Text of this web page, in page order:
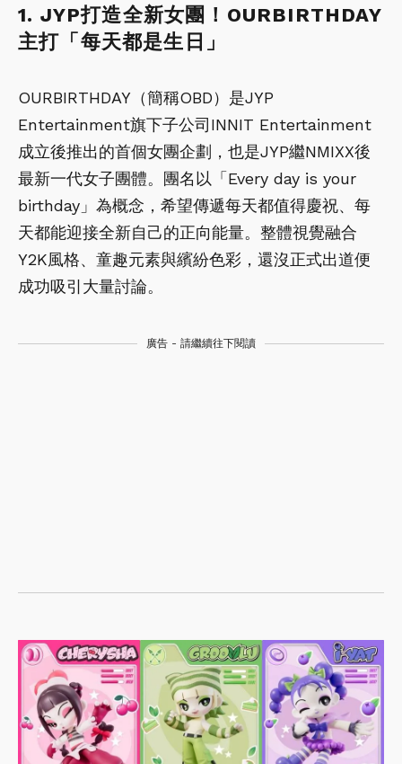
1. JYP打造全新女團！OURBIRTHDAY
主打「每天都是生日」
OURBIRTHDAY（簡稱OBD）是JYP
Entertainment旗下子公司INNIT Entertainment
成立後推出的首個女團企劃，也是JYP繼NMIXX後
最新一代女子團體。團名以「Every day is your
birthday」為概念，希望傳遞每天都值得慶祝、每
天都能迎接全新自己的正向能量。整體視覺融合
Y2K風格、童趣元素與繽紛色彩，還沒正式出道便
成功吸引大量討論。
廣告 - 請繼續往下閱讀